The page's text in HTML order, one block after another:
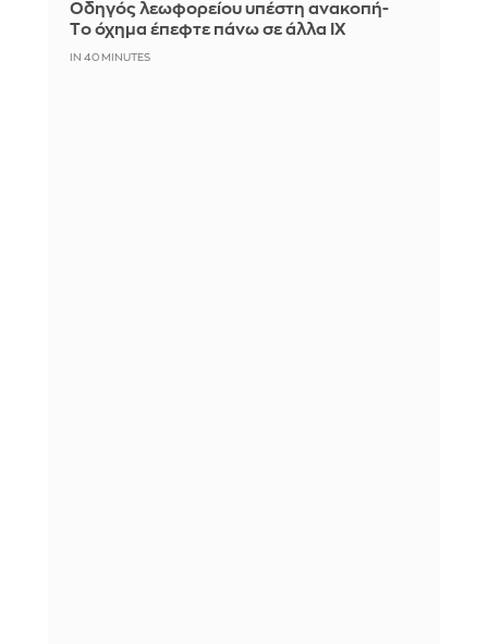
Οδηγός λεωφορείου υπέστη ανακοπή-
Tο όχημα έπεφτε πάνω σε άλλα ΙΧ
IN 40 MINUTES